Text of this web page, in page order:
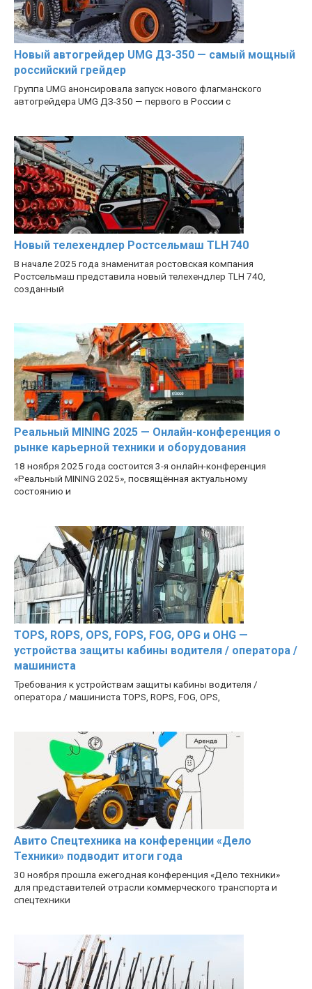
Новый автогрейдер UMG ДЗ-350 — самый мощный
российский грейдер
Группа UMG анонсировала запуск нового флагманского
автогрейдера UMG ДЗ-350 — первого в России с
Новый телехендлер Ростсельмаш TLH 740
В начале 2025 года знаменитая ростовская компания
Ростсельмаш представила новый телехендлер TLH 740,
созданный
Реальный MINING 2025 — Онлайн-конференция о
рынке карьерной техники и оборудования
18 ноября 2025 года состоится 3-я онлайн-конференция
«Реальный MINING 2025», посвящённая актуальному
состоянию и
TOPS, ROPS, OPS, FOPS, FOG, OPG и OHG —
устройства защиты кабины водителя / оператора /
машиниста
Требования к устройствам защиты кабины водителя /
оператора / машиниста TOPS, ROPS, FOG, OPS,
Авито Спецтехника на конференции «Дело
Техники» подводит итоги года
30 ноября прошла ежегодная конференция «Дело техники»
для представителей отрасли коммерческого транспорта и
спецтехники